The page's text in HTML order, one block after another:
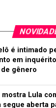
é intimado
em
gênero
Lula
segue aberta